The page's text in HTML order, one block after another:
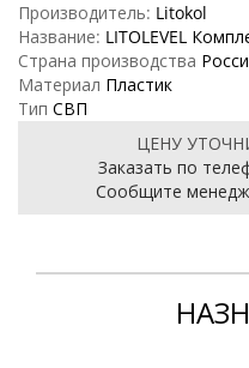
Производитель: Litokol
Название: LITOLEVEL
Страна производства
Материал Пластик
Тип СВП
ЦЕНУ
Заказать по
Cообщите